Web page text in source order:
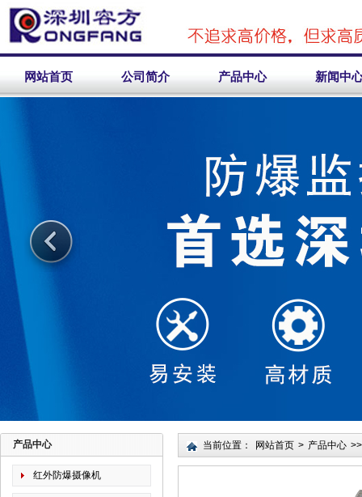
网站首页 公司简介 产品中心 新闻中
产品中心
红外防爆摄像机
当前位置： 网站首页 > 产品中心 >>